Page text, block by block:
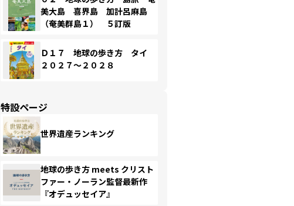
美大島 喜界島 加計呂麻島
（奄美群島１） ５訂版
Ｄ１７ 地球の歩き方 タイ
２０２７～２０２８
特設ページ
世界遺産ランキング
地球の歩き方 meets クリスト
ファー・ノーラン監督最新作
『オデュッセイア』